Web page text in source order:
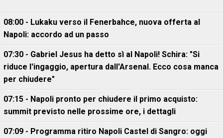
08:00 - Lukaku verso il Fenerbahce, nuova offerta al
Napoli: accordo ad un passo
07:30 - Gabriel Jesus ha detto sì al Napoli! Schira: "Si
riduce l'ingaggio, apertura dall'Arsenal. Ecco cosa manca
per chiudere"
07:15 - Napoli pronto per chiudere il primo acquisto:
summit previsto nelle prossime ore, i dettagli
07:09 - Programma ritiro Napoli Castel di Sangro: oggi